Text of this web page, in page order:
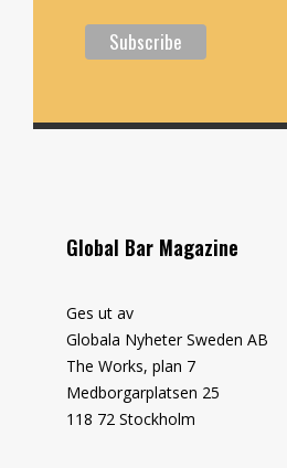
Global Bar Magazine
Ges ut av
Globala Nyheter Sweden AB
The Works, plan 7
Medborgarplatsen 25
118 72 Stockholm